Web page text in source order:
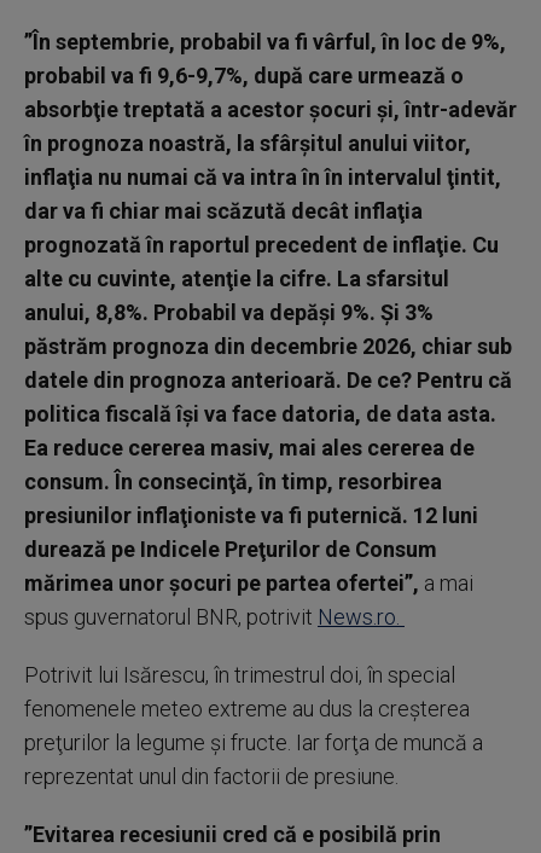
”În septembrie, probabil va fi vârful, în loc de 9%,
probabil va fi 9,6-9,7%, după care urmează o
absorbţie treptată a acestor şocuri şi, într-adevăr
în prognoza noastră, la sfârşitul anului viitor,
inflaţia nu numai că va intra în în intervalul ţintit,
dar va fi chiar mai scăzută decât inflaţia
prognozată în raportul precedent de inflaţie. Cu
alte cu cuvinte, atenţie la cifre. La sfarsitul
anului, 8,8%. Probabil va depăşi 9%. Şi 3%
păstrăm prognoza din decembrie 2026, chiar sub
datele din prognoza anterioară. De ce? Pentru că
politica fiscală îşi va face datoria, de data asta.
Ea reduce cererea masiv, mai ales cererea de
consum. În consecinţă, în timp, resorbirea
presiunilor inflaţioniste va fi puternică. 12 luni
durează pe Indicele Preţurilor de Consum
mărimea unor şocuri pe partea ofertei”, a mai
spus guvernatorul BNR, potrivit News.ro.
Potrivit lui Isărescu, în trimestrul doi, în special
fenomenele meteo extreme au dus la creşterea
preţurilor la legume şi fructe. Iar forţa de muncă a
reprezentat unul din factorii de presiune.
”Evitarea recesiunii cred că e posibilă prin